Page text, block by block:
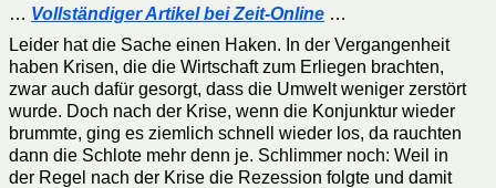
… Vollständiger Artikel bei Zeit-Online …
Leider hat die Sache einen Haken. In der Vergangenheit
haben Krisen, die die Wirtschaft zum Erliegen brachten,
zwar auch dafür gesorgt, dass die Umwelt weniger zerstört
wurde. Doch nach der Krise, wenn die Konjunktur wieder
brummte, ging es ziemlich schnell wieder los, da rauchten
dann die Schlote mehr denn je. Schlimmer noch: Weil in
der Regel nach der Krise die Rezession folgte und damit